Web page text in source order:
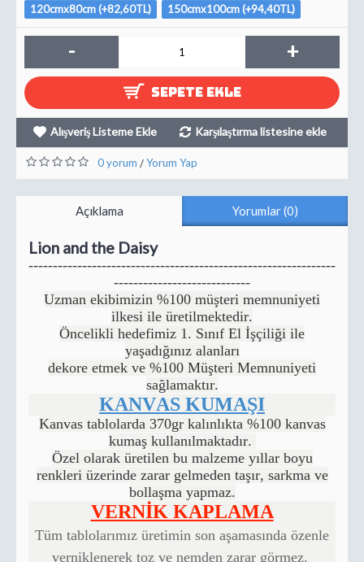
120cmx80cm (+82,60TL)
150cmx100cm (+94,40TL)
- +
SEPETE EKLE
Alışveriş Listeme Ekle Karşılaştırma listesine ekle
0 yorum /Yorum Yap
Açıklama Yorumlar (0)
Lion and the Daisy
---------------------------------------------------------------
----------------------------
Uzman ekibimizin %100 müşteri memnuniyeti
ilkesi ile üretilmektedir.
Öncelikli hedefimiz 1. Sınıf El İşçiliği ile
yaşadığınız alanları
dekore etmek ve %100 Müşteri Memnuniyeti
sağlamaktır.
KANVAS KUMAŞI
Kanvas tablolarda 370gr kalınlıkta %100 kanvas
kumaş kullanılmaktadır.
Özel olarak üretilen bu malzeme yıllar boyu
renkleri üzerinde zarar gelmeden taşır, sarkma ve
bollaşma yapmaz.
VERNİK KAPLAMA
Tüm tablolarımız üretimin son aşamasında özenle
verniklenerek toz ve nemden zarar görmez.